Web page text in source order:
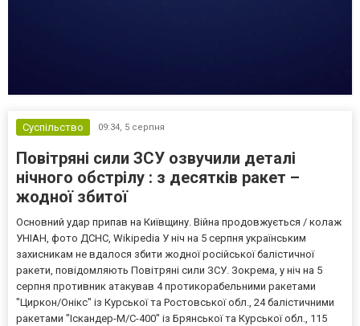
Суспільство 09:34, 5 серпня
Повітряні сили ЗСУ озвучили деталі
нічного обстрілу : з десятків ракет –
жодної збитої
Основний удар припав на Київщину. Війна продовжується / колаж
УНІАН, фото ДСНС, Wikipedia У ніч на 5 серпня українським
захисникам не вдалося збити жодної російської балістичної
ракети, повідомляють Повітряні сили ЗСУ. Зокрема, у ніч на 5
серпня противник атакував 4 протикорабельними ракетами
"Циркон/Онікс" із Курської та Ростовської обл., 24 балістичними
ракетами "Іскандер-М/С-400" із Брянської та Курської обл., 115